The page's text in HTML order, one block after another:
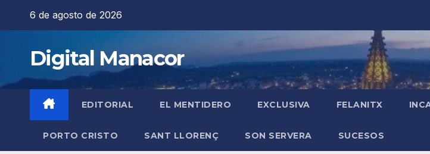
6 de agosto de 2026
Digital Manacor
EDITORIAL EL MENTIDERO EXCLUSIVA FELANITX
PORTO CRISTO SANT LLORENÇ SON SERVERA SUCESOS